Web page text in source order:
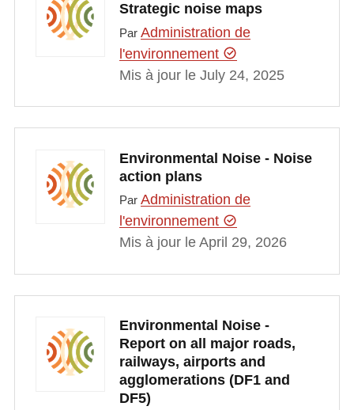
Strategic noise maps
Par Administration de
l'environnement
Mis à jour le July 24, 2025
Environmental Noise - Noise
action plans
Par Administration de
l'environnement
Mis à jour le April 29, 2026
Environmental Noise -
Report on all major roads,
railways, airports and
agglomerations (DF1 and
DF5)